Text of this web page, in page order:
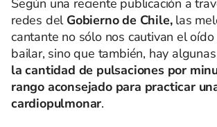
redes del Gobierno de Chile,las
cantante no sólo nos cautivan el
bailar, sino que también, hay
la cantidad de pulsaciones por
rango aconsejado para practicar
cardiopulmonar.